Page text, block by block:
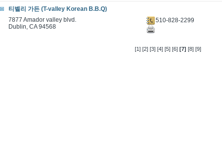
티벨리 가든 (T-valley Korean B.B.Q)
7877 Amador valley blvd.
Dublin, CA 94568
510-828-2299
[1] [2] [3] [4] [5] [6] [7] [8] [9]